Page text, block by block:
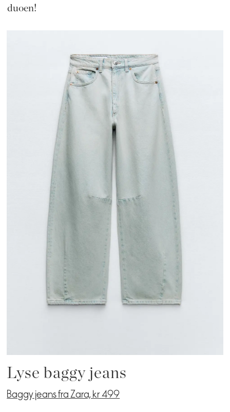
duoen!
Lyse baggy jeans
Baggy jeans fra Zara, kr 499